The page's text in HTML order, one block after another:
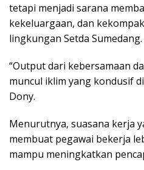
tetapi menjadi sarana
kekeluargaan, dan
lingkungan Setda Sumedang.
“Output dari kebersamaan
muncul iklim yang kondusif
Dony.
Menurutnya, suasana kerja
membuat pegawai bekerja
mampu meningkatkan